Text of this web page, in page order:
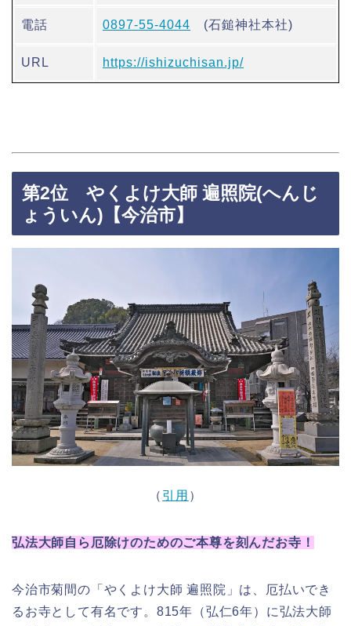
電話 0897-55-4044 (石鎚神社本社)
URL https://ishizuchisan.jp/
第2位 やくよけ大師 遍照院(へんじ
ょういん)【今治市】
（ 引用 ）
弘法大師自ら厄除けのためのご本尊を刻んだお寺！
今治市菊間の「やくよけ大師 遍照院」は、厄払いでき
るお寺として有名です。815年（弘仁6年）に弘法大師